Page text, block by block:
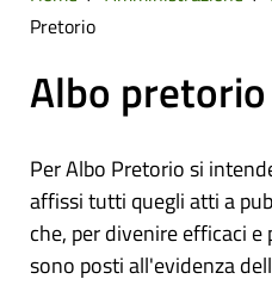
Pretorio
Albo pretorio
Per Albo Pretorio si
affissi tutti quegli atti a
che, per divenire efficaci
sono posti all'evidenza